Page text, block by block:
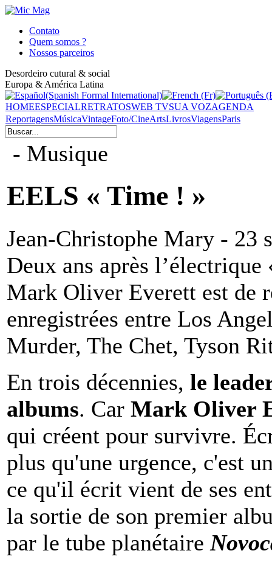
Contato
Quem somos ?
Nossos parceiros
Desordeiro cutural & social
Europa & América Latina
HOMEESPECIALRETRATOSWEB TVSUA VOZAGENDA
ReportagensMúsicaVintageFoto/CineArtsLivrosViagensParis
- Musique
EELS « Time ! »
Jean-Christophe Mary - 23
Deux ans après
Mark Oliver Everett est de
enregistrées entre Los
Murder, The Chet, Tyson
En trois décennies, le
albums. Car Mark Oliver
qui créent pour survivre.
plus qu'une urgence, c'est
ce qu'il écrit vient de ses
la sortie de son premier
par le tube planétaire